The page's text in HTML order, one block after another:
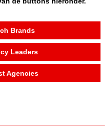
Brands
Leaders
Agencies